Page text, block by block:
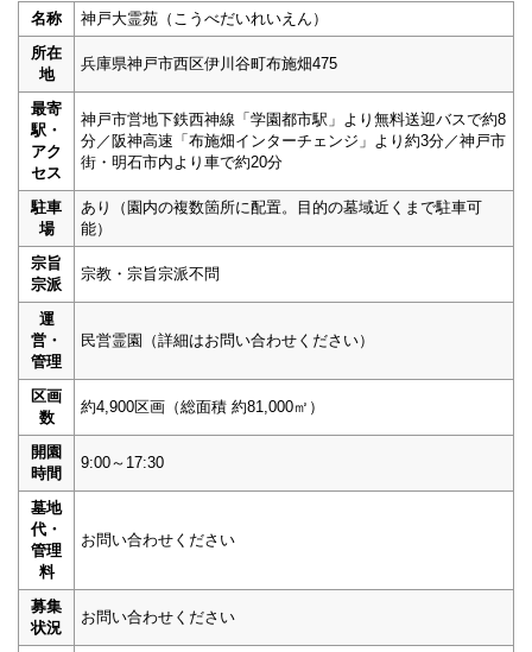
名称
神戸大霊苑（こうべだいれいえん）
所在
地
兵庫県神戸市西区伊川谷町布施畑475
最寄
駅・
アク
セス
神戸市営地下鉄西神線「学園都市駅」より無料送迎バスで約8
分／阪神高速「布施畑インターチェンジ」より約3分／神戸市
街・明石市内より車で約20分
駐車
場
あり（園内の複数箇所に配置。目的の墓域近くまで駐車可
能）
宗旨
宗派
宗教・宗旨宗派不問
運
営・
管理
民営霊園（詳細はお問い合わせください）
区画
数
約4,900区画（総面積 約81,000㎡）
開園
時間
9:00～17:30
墓地
代・
管理
料
お問い合わせください
募集
状況
お問い合わせください